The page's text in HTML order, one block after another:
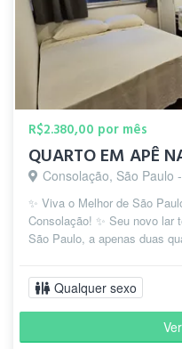
R$2.380,00 por mês
Consolação, São Paulo
✨ Viva o Melhor de São
Consolação! ✨ Seu novo lar
São Paulo, a apenas duas
Qualquer sexo